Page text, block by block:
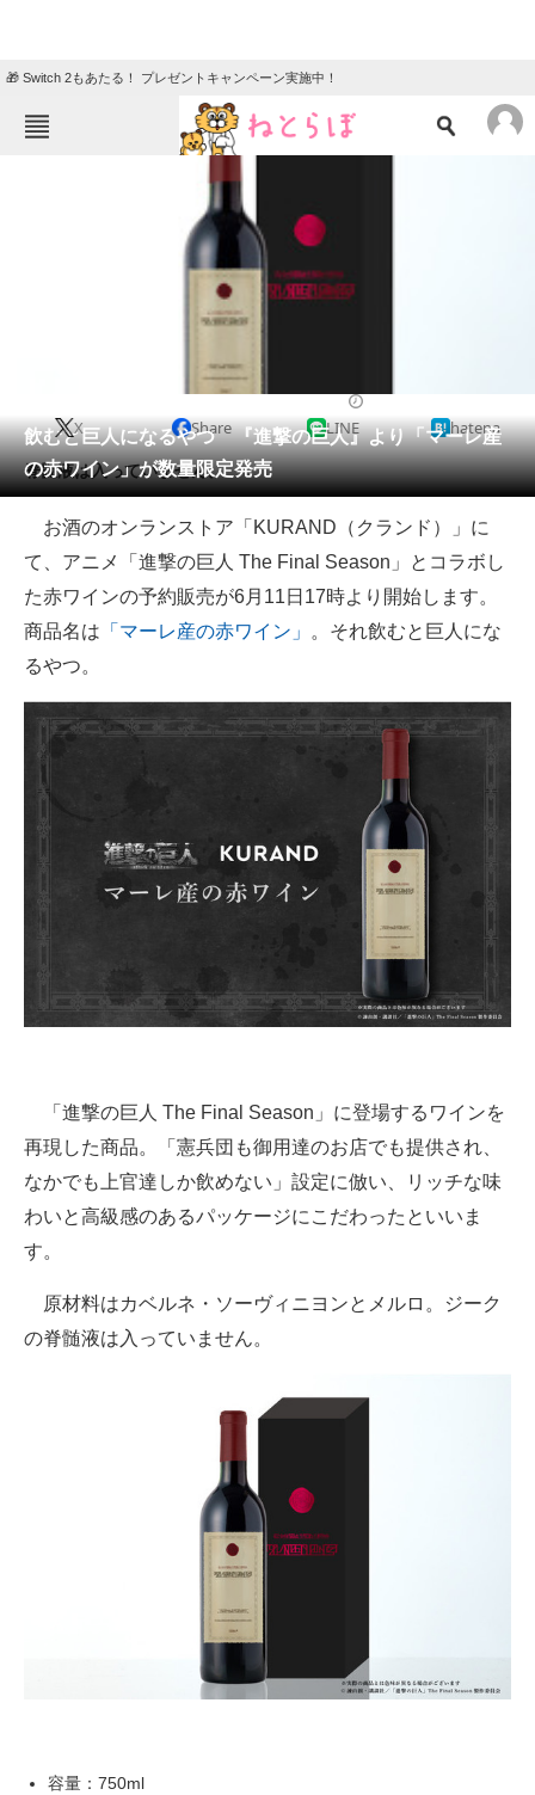
🎁 Switch 2もあたる！ プレゼントキャンペーン実施中！
クイズ
地域
会員記事
メディア
注目記事を集めた総合ページ
ITの今と未来を見通す
スマホと通信の最新トレンド
好きが集まる 比べて選べる
AI活用のいまが分かる
企業ITのトレンドを詳説
マーケ×ITの今がよく分かる
企業向けIT製品の総合サイト
IT製品の技術・比較・事例
エレクトロニクス専門サイト
エネルギーの専門メディア
建設×テクノロジーの最前線
ちょっと気になるネットの話題
飲むと巨人になるやつ 『進撃の巨人』より「マーレ産
の赤ワイン」が数量限定発売
X Share LINE hatena
脊髄液は入っていません。
お酒のオンランストア「KURAND（クランド）」に
て、アニメ「進撃の巨人 The Final Season」とコラボし
た赤ワインの予約販売が6月11日17時より開始します。
商品名は 「マーレ産の赤ワイン」
。それ飲むと巨人にな
るやつ。
「進撃の巨人 The Final Season」に登場するワインを
再現した商品。「憲兵団も御用達のお店でも提供され、
なかでも上官達しか飲めない」設定に倣い、リッチな味
わいと高級感のあるパッケージにこだわったといいま
す。
原材料はカベルネ・ソーヴィニヨンとメルロ。ジーク
の脊髄液は入っていません。
容量：750ml